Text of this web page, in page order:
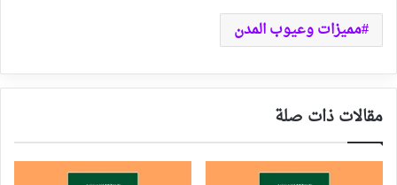
مميزات وعيوب المدن
مقالات ذات صلة